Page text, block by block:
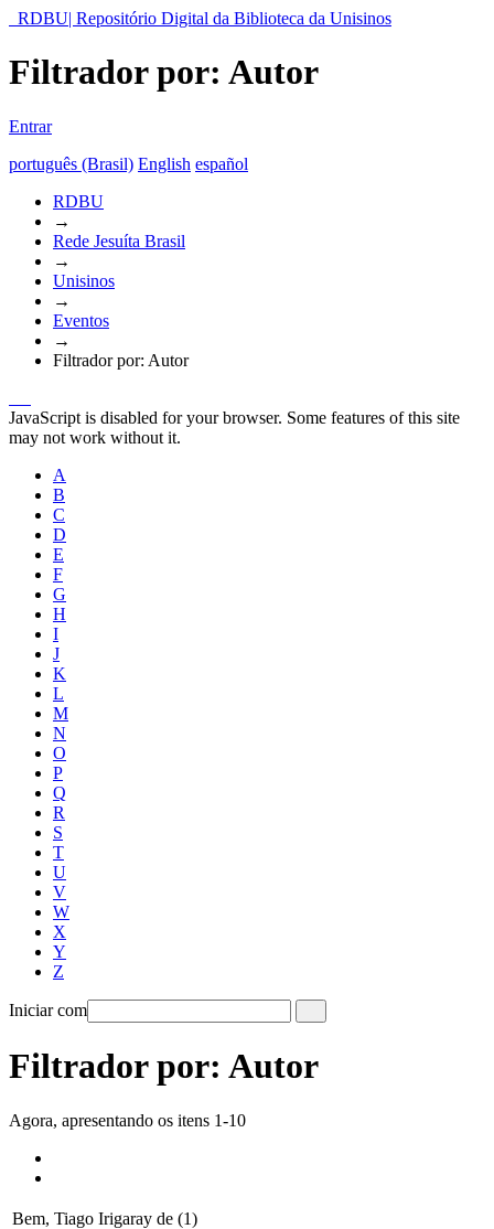
RDBU| Repositório Digital da Biblioteca da Unisinos
Filtrador por: Autor
Entrar
português (Brasil) English español
RDBU
→
Rede Jesuíta Brasil
→
Unisinos
→
Eventos
→
Filtrador por: Autor
JavaScript is disabled for your browser. Some features of this site
may not work without it.
A
B
C
D
E
F
G
H
I
J
K
L
M
N
O
P
Q
R
S
T
U
V
W
X
Y
Z
Iniciar com
Filtrador por: Autor
Agora, apresentando os itens 1-10
Bem, Tiago Irigaray de (1)